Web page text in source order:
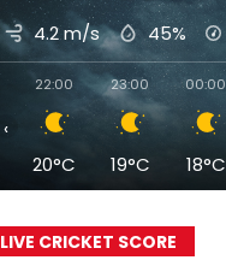
4.2 m/s 45%
22:00
20°C
23:00
19°C
00:00
18°C
‹
LIVE CRICKET SCORE